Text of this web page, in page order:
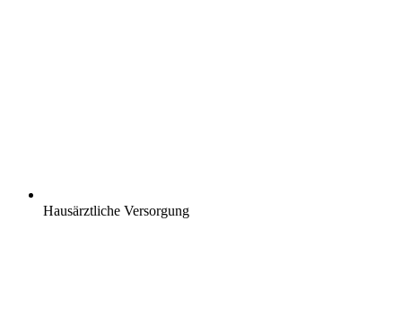
Hausärztliche Versorgung